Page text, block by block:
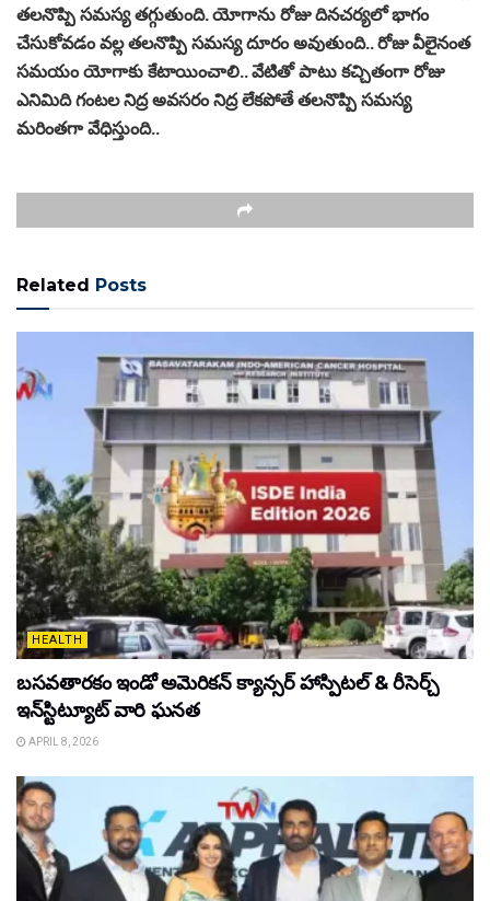
తలనొప్పి సమస్య తగ్గుతుంది. యోగాను రోజు దినచర్యలో భాగం
చేసుకోవడం వల్ల తలనొప్పి సమస్య దూరం అవుతుంది.. రోజు వీలైనంత
సమయం యోగాకు కేటాయించాలి.. వేటితో పాటు కచ్చితంగా రోజు
ఎనిమిది గంటల నిద్ర అవసరం నిద్ర లేకపోతే తలనొప్పి సమస్య
మరింతగా వేధిస్తుంది..
Related Posts
HEALTH
బసవతారకం ఇండో అమెరికన్ క్యాన్సర్ హాస్పిటల్ & రీసెర్చ్
ఇన్‌స్టిట్యూట్ వారి ఘనత
APRIL 8, 2026